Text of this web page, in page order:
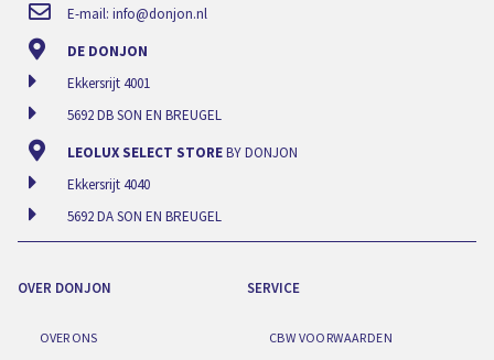
E-mail: info@donjon.nl
DE DONJON
Ekkersrijt 4001
5692 DB SON EN BREUGEL
LEOLUX SELECT STOREBY DONJON
Ekkersrijt 4040
5692 DA SON EN BREUGEL
OVER DONJON
OVER ONS
SERVICE
CBW VOORWAARDEN